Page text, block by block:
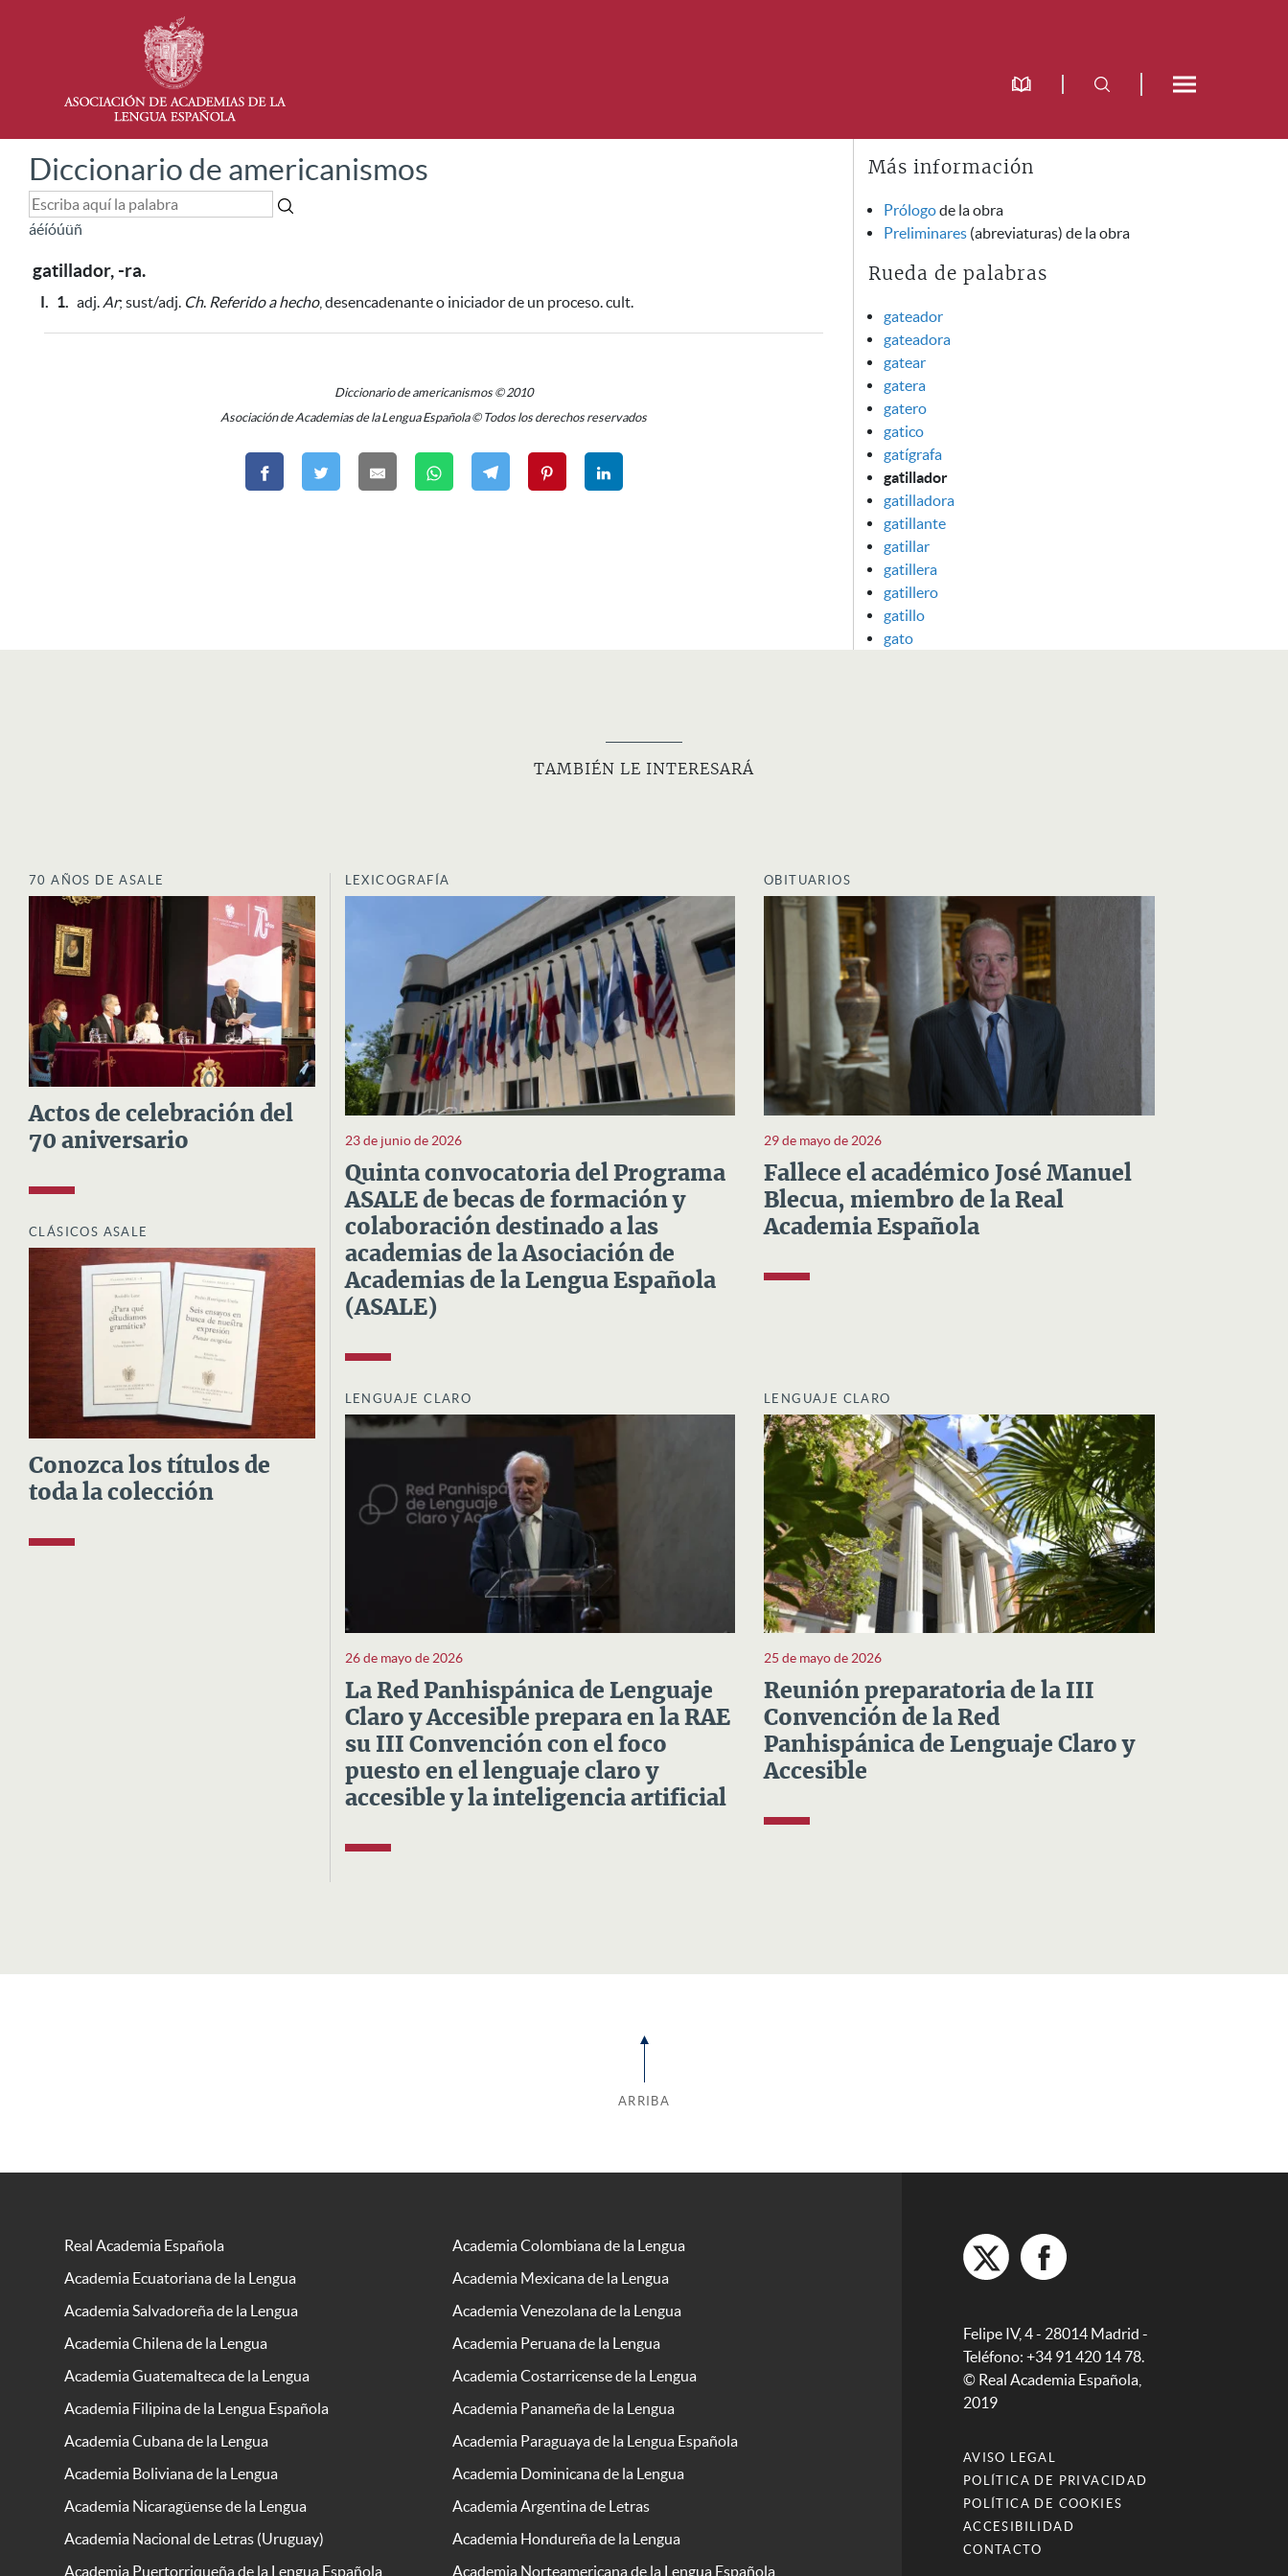
Diccionario de americanismos
áéíóúüñ
gatillador, -ra.
I. 1. adj. Ar; sust/adj. Ch. Referido a hecho, desencadenante o iniciador de un proceso. cult.
Diccionario de americanismos © 2010
Asociación de Academias de la Lengua Española © Todos los derechos reservados
Más información
Prólogode la obra
Preliminares (abreviaturas) de la obra
Rueda de palabras
gateador
gateadora
gatear
gatera
gatero
gatico
gatígrafa
gatillador
gatilladora
gatillante
gatillar
gatillera
gatillero
gatillo
gato
TAMBIÉN LE INTERESARÁ
70 AÑOS DE ASALE
Actos de celebración del
70 aniversario
CLÁSICOS ASALE
Conozca los títulos de
toda la colección
LEXICOGRAFÍA
23 de junio de 2026
Quinta convocatoria del Programa
ASALE de becas de formación y
colaboración destinado a las
academias de la Asociación de
Academias de la Lengua Española
(ASALE)
OBITUARIOS
29 de mayo de 2026
Fallece el académico José Manuel
Blecua, miembro de la Real
Academia Española
LENGUAJE CLARO
26 de mayo de 2026
La Red Panhispánica de Lenguaje
Claro y Accesible prepara en la RAE
su III Convención con el foco
puesto en el lenguaje claro y
accesible y la inteligencia artificial
LENGUAJE CLARO
25 de mayo de 2026
Reunión preparatoria de la III
Convención de la Red
Panhispánica de Lenguaje Claro y
Accesible
ARRIBA
Real Academia Española
Academia Colombiana de la Lengua
Academia Ecuatoriana de la Lengua
Academia Mexicana de la Lengua
Academia Salvadoreña de la Lengua
Academia Venezolana de la Lengua
Academia Chilena de la Lengua
Academia Peruana de la Lengua
Academia Guatemalteca de la Lengua
Academia Costarricense de la Lengua
Academia Filipina de la Lengua Española
Academia Panameña de la Lengua
Academia Cubana de la Lengua
Academia Paraguaya de la Lengua Española
Academia Boliviana de la Lengua
Academia Dominicana de la Lengua
Academia Nicaragüense de la Lengua
Academia Argentina de Letras
Academia Nacional de Letras (Uruguay)
Academia Hondureña de la Lengua
Academia Puertorriqueña de la Lengua Española
Academia Norteamericana de la Lengua Española
Felipe IV, 4 - 28014 Madrid -
Teléfono: +34 91 420 14 78.
© Real Academia Española,
2019
AVISO LEGAL
POLÍTICA DE PRIVACIDAD
POLÍTICA DE COOKIES
ACCESIBILIDAD
CONTACTO